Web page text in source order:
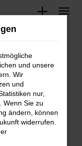
können:
deine
und unsere
Wir
und
nur,
Wenn Sie zu
ändern, können
widerrufen.